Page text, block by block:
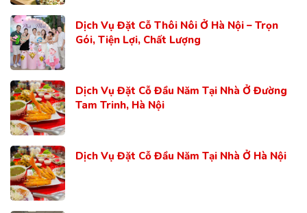
Dịch Vụ Đặt Cỗ Thôi Nôi Ở Hà Nội – Trọn
Gói, Tiện Lợi, Chất Lượng
Dịch Vụ Đặt Cỗ Đầu Năm Tại Nhà Ở Đường
Tam Trinh, Hà Nội
Dịch Vụ Đặt Cỗ Đầu Năm Tại Nhà Ở Hà Nội